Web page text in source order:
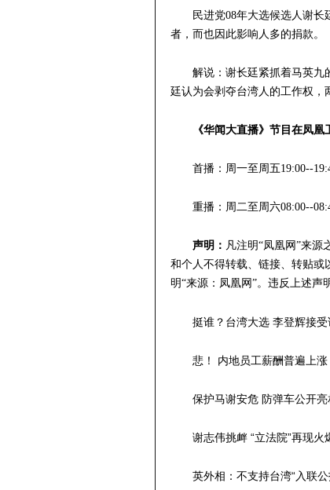
民进党08年大选候选人谢
者，而也因此影响人多的捐款。
解说：谢长廷紧抓着马英九
廷认为会剥夺台湾人的工作权，
《华闻大直播》节目在凤凰
首播：周一至周五19:00--
重播：周二至周六08:00--
声明： 凡注明“凤凰网”来
和个人不得转载、链接、转贴或
明“来源：凤凰网”。违反上述声
挺谁？台湾大选 李登辉接
悲！ 内地员工薪酬普遍上
保护马谢安危 防弹车公开亮
谢志伟挑衅 “立法院”再现火
英外相：不支持台湾“入联公